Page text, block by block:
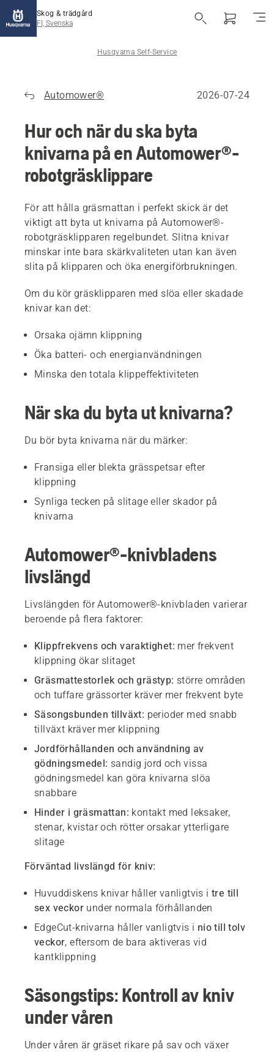
Skog & trädgård
FI, Svenska
Husqvarna Self-Service
Automower® 2026-07-24
Hur och när du ska byta
knivarna på en Automower®-
robotgräsklippare
För att hålla gräsmattan i perfekt skick är det
viktigt att byta ut knivarna på Automower®-
robotgräsklipparen regelbundet. Slitna knivar
minskar inte bara skärkvaliteten utan kan även
slita på klipparen och öka energiförbrukningen.
Om du kör gräsklipparen med slöa eller skadade
knivar kan det:
Orsaka ojämn klippning
Öka batteri- och energianvändningen
Minska den totala klippeffektiviteten
När ska du byta ut knivarna?
Du bör byta knivarna när du märker:
Fransiga eller blekta grässpetsar efter
klippning
Synliga tecken på slitage eller skador på
knivarna
Automower®-knivbladens
livslängd
Livslängden för Automower®-knivbladen varierar
beroende på flera faktorer:
Klippfrekvens och varaktighet: mer frekvent
klippning ökar slitaget
Gräsmattestorlek och grästyp: större områden
och tuffare grässorter kräver mer frekvent byte
Säsongsbunden tillväxt: perioder med snabb
tillväxt kräver mer klippning
Jordförhållanden och användning av
gödningsmedel:sandig jord och vissa
gödningsmedel kan göra knivarna slöa
snabbare
Hinder i gräsmattan: kontakt med leksaker,
stenar, kvistar och rötter orsakar ytterligare
slitage
Förväntad livslängd för kniv:
Huvuddiskens knivar håller vanligtvis i tre till
sex veckor under normala förhållanden
EdgeCut-knivarna håller vanligtvis i nio till tolv
veckor, eftersom de bara aktiveras vid
kantklippning
Säsongstips: Kontroll av kniv
under våren
Under våren är gräset rikare på sav och växer